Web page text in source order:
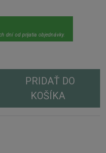
dní od prijatia objednávky.
PRIDAŤ DO
KOŠÍKA